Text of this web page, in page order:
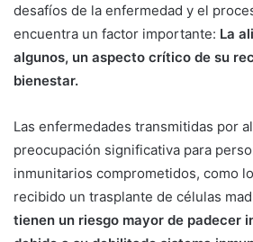
desafíos de la enfermedad y el
encuentra un factor importante: La
algunos, un aspecto crítico de su
bienestar.
Las enfermedades transmitidas por
preocupación significativa para
inmunitarios comprometidos, como
recibido un trasplante de células
tienen un riesgo mayor de padecer